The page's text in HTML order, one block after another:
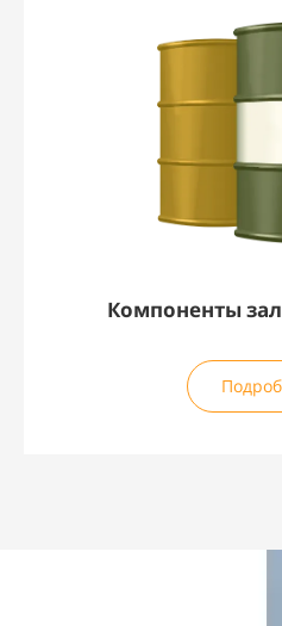
Компоненты